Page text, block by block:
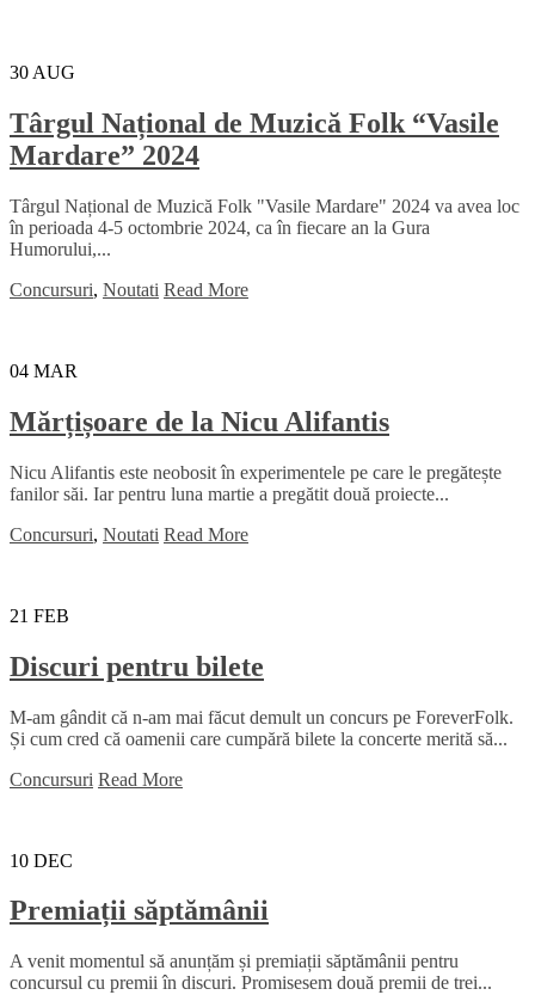
30 AUG
Târgul Național de Muzică Folk “Vasile
Mardare” 2024
Târgul Național de Muzică Folk "Vasile Mardare" 2024 va avea loc
în perioada 4-5 octombrie 2024, ca în fiecare an la Gura
Humorului,...
Concursuri, Noutati Read More
04 MAR
Mărțișoare de la Nicu Alifantis
Nicu Alifantis este neobosit în experimentele pe care le pregătește
fanilor săi. Iar pentru luna martie a pregătit două proiecte...
Concursuri, Noutati Read More
21 FEB
Discuri pentru bilete
M-am gândit că n-am mai făcut demult un concurs pe ForeverFolk.
Și cum cred că oamenii care cumpără bilete la concerte merită să...
Concursuri Read More
10 DEC
Premiații săptămânii
A venit momentul să anunțăm și premiații săptămânii pentru
concursul cu premii în discuri. Promisesem două premii de trei...